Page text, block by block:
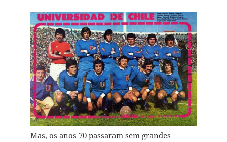
Mas, os anos 70 passaram sem grandes